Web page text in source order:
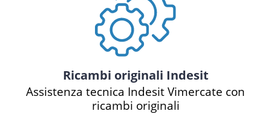
Ricambi originali Indesit
Assistenza tecnica Indesit Vimercate con
ricambi originali